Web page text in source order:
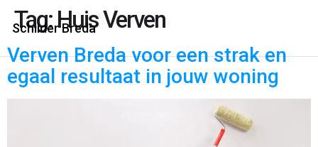
Schilder Breda
Tag:Huis Verven
Verven Breda voor een strak en
egaal resultaat in jouw woning